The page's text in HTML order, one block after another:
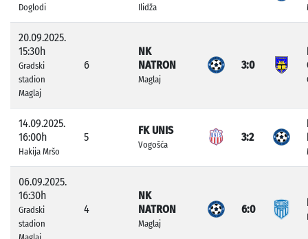
Doglodi Ilidža
20.09.2025.
15:30h
Gradski
stadion
Maglaj
6
NK
NATRON
Maglaj
3:0
14.09.2025.
16:00h
Hakija Mršo
5
FK UNIS
Vogošća
3:2
06.09.2025.
16:30h
Gradski
stadion
4
NK
NATRON
Maglaj
6:0